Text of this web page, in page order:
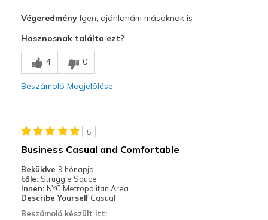
Comfortable
Legjobb használat
Casual Wear
View On Shoes
VégeredményIgen, ajánlanám másoknak is
Hasznosnak találta ezt?
4 0
Beszámoló Megjelölése
5
Business Casual and Comfortable
Beküldve 9 hónapja
tőle: Struggle Sauce
Innen: NYC Metropolitan Area
Describe Yourself Casual
Beszámoló készült itt: